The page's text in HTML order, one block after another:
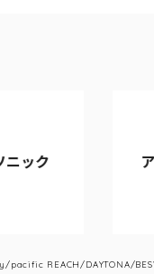
アサヒサイクル
pacific REACH/DAYTONA/